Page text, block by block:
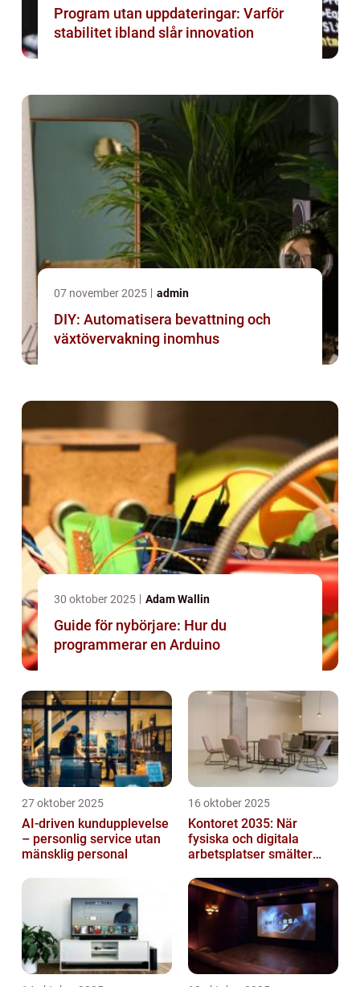
Program utan uppdateringar: Varför
stabilitet ibland slår innovation
07 november 2025 admin
DIY: Automatisera bevattning och
växtövervakning inomhus
30 oktober 2025 Adam Wallin
Guide för nybörjare: Hur du
programmerar en Arduino
27 oktober 2025
AI-driven kundupplevelse
– personlig service utan
mänsklig personal
16 oktober 2025
Kontoret 2035: När
fysiska och digitala
arbetsplatser smälter